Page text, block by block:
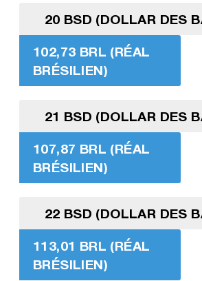
20 BSD (DOLLAR DES
102,73 BRL (RÉAL
BRÉSILIEN)
21 BSD (DOLLAR DES
107,87 BRL (RÉAL
BRÉSILIEN)
22 BSD (DOLLAR DES
113,01 BRL (RÉAL
BRÉSILIEN)